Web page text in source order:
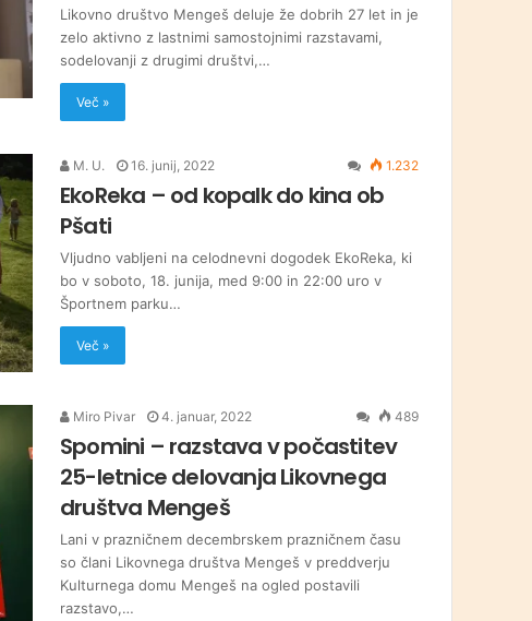
Likovno društvo Mengeš deluje že dobrih 27 let in je
zelo aktivno z lastnimi samostojnimi razstavami,
sodelovanji z drugimi društvi,…
Več »
M. U. 16. junij, 2022 1.232
EkoReka – od kopalk do kina ob
Pšati
Vljudno vabljeni na celodnevni dogodek EkoReka, ki
bo v soboto, 18. junija, med 9:00 in 22:00 uro v
Športnem parku…
Več »
Miro Pivar 4. januar, 2022 489
Spomini – razstava v počastitev
25-letnice delovanja Likovnega
društva Mengeš
Lani v prazničnem decembrskem prazničnem času
so člani Likovnega društva Mengeš v preddverju
Kulturnega domu Mengeš na ogled postavili
razstavo,…